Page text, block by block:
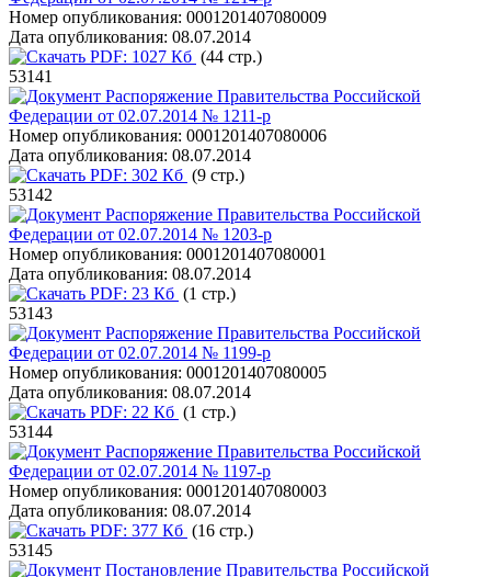
Номер опубликования: 0001201407080009
Дата опубликования: 08.07.2014
PDF: 1027 Кб (44 стр.)
53141
Распоряжение Правительства Российской
Федерации от 02.07.2014 № 1211-р
Номер опубликования: 0001201407080006
Дата опубликования: 08.07.2014
PDF: 302 Кб (9 стр.)
53142
Распоряжение Правительства Российской
Федерации от 02.07.2014 № 1203-р
Номер опубликования: 0001201407080001
Дата опубликования: 08.07.2014
PDF: 23 Кб (1 стр.)
53143
Распоряжение Правительства Российской
Федерации от 02.07.2014 № 1199-р
Номер опубликования: 0001201407080005
Дата опубликования: 08.07.2014
PDF: 22 Кб (1 стр.)
53144
Распоряжение Правительства Российской
Федерации от 02.07.2014 № 1197-р
Номер опубликования: 0001201407080003
Дата опубликования: 08.07.2014
PDF: 377 Кб (16 стр.)
53145
Постановление Правительства Российской